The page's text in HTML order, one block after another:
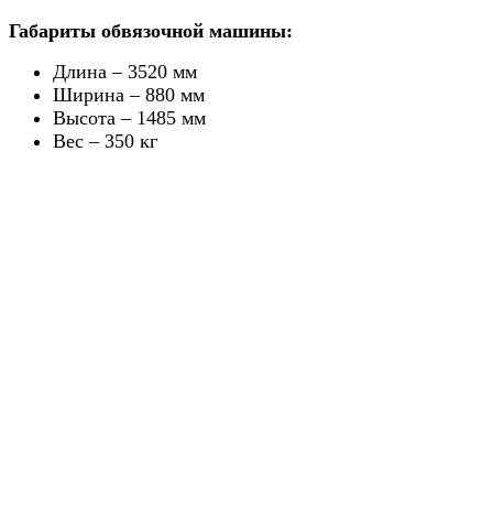
Габариты обвязочной машины:
Длина – 3520 мм
Ширина – 880 мм
Высота – 1485 мм
Вес – 350 кг